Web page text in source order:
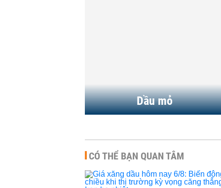
Dầu mỏ
CÓ THỂ BẠN QUAN TÂM